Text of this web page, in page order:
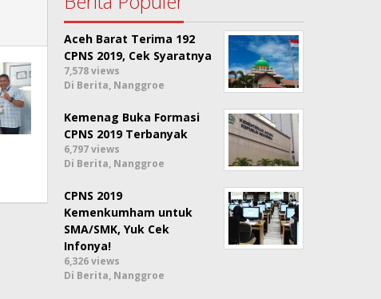
Aceh Barat Terima 192
CPNS 2019, Cek Syaratnya
7,578 views
Di Berita, Nanggroe
Kemenag Buka Formasi
CPNS 2019 Terbanyak
6,797 views
Di Berita, Nanggroe
CPNS 2019
Kemenkumham untuk
SMA/SMK, Yuk Cek
Infonya!
6,326 views
Di Berita, Nanggroe